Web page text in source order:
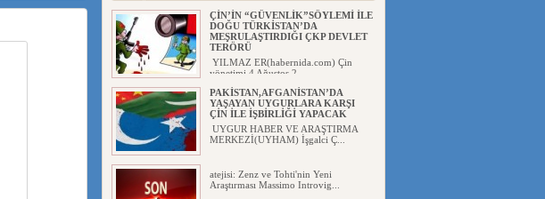
SÜRÜYOR
ÇİN’İN “GÜVENLİK”SÖYLEMİ İLE
DOĞU TÜRKİSTAN’DA
MEŞRULAŞTIRDIĞI ÇKP DEVLET
TERÖRÜ
YILMAZ ER(habernida.com) Çin
yönetimi 4 Ağustos 2...
PAKİSTAN,AFGANİSTAN’DA
YAŞAYAN UYGURLARA KARŞI
ÇİN İLE İŞBİRLİĞİ YAPACAK
UYGUR HABER VE ARAŞTIRMA
MERKEZİ(UYHAM) İşgalci Ç...
atejisi: Zenz ve Tohti'nin Yeni
Araştırması Massimo Introvig...